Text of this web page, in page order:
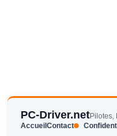
PC-Driver.netPilotes,
AccueilContact